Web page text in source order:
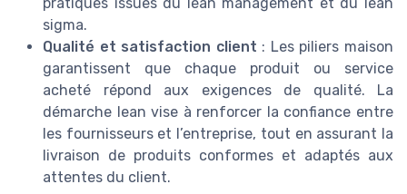
sigma.
Qualité et satisfaction client : Les piliers maison
garantissent que chaque produit ou service
acheté répond aux exigences de qualité. La
démarche lean vise à renforcer la confiance entre
les fournisseurs et l’entreprise, tout en assurant la
livraison de produits conformes et adaptés aux
attentes du client.